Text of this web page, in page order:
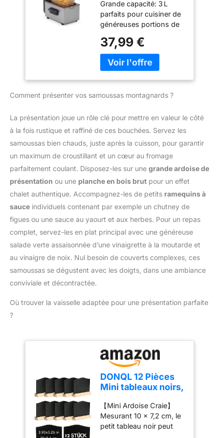
professionnelle avec
élément chauffant
immergé pour des
résultats rapides et
parfaits. CAPACITÉ XL :
3,5 litres d'huile pour 1,2
kg d'aliments - parfait
pour toute la famille (4-6
REPARABILITE 15 ANS
engagement de
réparabilité 15 ans au
juste prix grâce à notre
réseau de 6200
monde, pour contribuer
à la protection de
l’environnement et à la
réduction des déchets
Réglage de la
température (150°C à
190°C), pour une grande
polyvalence et une
les types d'ingrédients
fenêtre de visualisation
Température
Réglable jusqu’à
190°C, Zone Froide,
Pièces Lavables
Lave-Vaisselle,
Parois Froides, FR-
9326, Noir
Grande capacité: 3 L
parfaits pour cuisiner de
généreuses portions de
pour toute la famille
Chauffe rapide:
Puissance de 2000 W
une cuisson toujours
facile: Thermostat
réglable jusqu'à 190 °C
pour des fritures
réussies Zone froide:
L’huile reste propre plus
longtemps, sans odeurs
goût des aliments
Nettoyage simple: Pièces
amovibles compatibles
lave-vaisselle et parois
manipulation sûre
37,99 €
Comment présenter vos samoussas montagnards ?
La présentation joue un rôle clé pour mettre en valeur le côté
à la fois rustique et raffiné de ces bouchées. Servez les
samoussas bien chauds, juste après la cuisson, pour garantir
un maximum de croustillant et un cœur au fromage
parfaitement coulant. Disposez-les sur une grande ardoise de
présentation ou une planche en bois brut pour un effet
chalet authentique. Accompagnez-les de petits ramequins à
sauce individuels contenant par exemple un chutney de
figues ou une sauce au yaourt et aux herbes. Pour un repas
complet, servez-les en plat principal avec une généreuse
salade verte assaisonnée d’une vinaigrette à la moutarde et
au vinaigre de noix. Nul besoin de couverts complexes, ces
samoussas se dégustent avec les doigts, dans une ambiance
conviviale et décontractée.
Où trouver la vaisselle adaptée pour une présentation parfaite
?
DONQL 12 Pièces
Mini tableaux noirs,
Noir,Mini Panneaux
d'Affichage,
Chevalet Ardoise
【Mini Ardoise Craie】
Mesurant 10 x 7,2 cm, le
petit tableau noir peut